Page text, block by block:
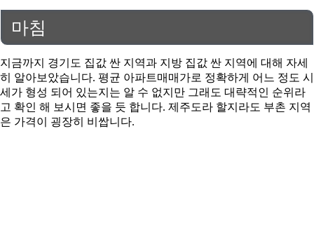
마침
지금까지 경기도 집값 싼 지역과 지방 집값 싼 지역에 대해 자세
히 알아보았습니다. 평균 아파트매매가로 정확하게 어느 정도 시
세가 형성 되어 있는지는 알 수 없지만 그래도 대략적인 순위라
고 확인 해 보시면 좋을 듯 합니다. 제주도라 할지라도 부촌 지역
은 가격이 굉장히 비쌉니다.